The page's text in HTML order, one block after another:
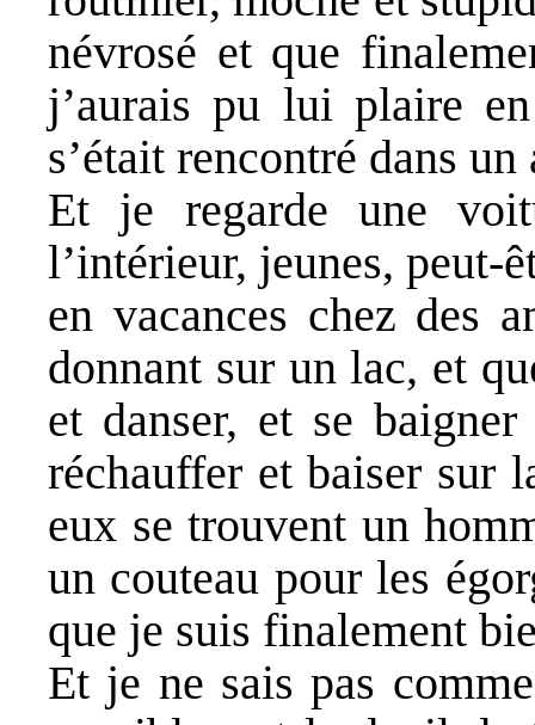
névrosé et que
j’aurais pu lui plaire
s’était rencontré dans
Et je regarde une
l’intérieur, jeunes, peut-
en vacances chez des
donnant sur un lac, et
et danser, et se
réchauffer et baiser sur
eux se trouvent un
un couteau pour les
que je suis finalement
Et je ne sais pas